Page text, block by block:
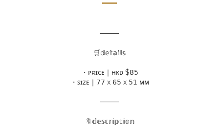
⸻
🛒𝕕𝕖𝕥𝕒𝕚𝕝𝕤
・ᴘʀɪᴄᴇ｜ʜᴋᴅ $𝟪𝟧
・ꜱɪᴢᴇ｜𝟩𝟩 x 𝟨𝟧 x 𝟧𝟣 ᴍᴍ
⸻
🔖𝕕𝕖𝕤𝕔𝕣𝕚𝕡𝕥𝕚𝕠𝕟